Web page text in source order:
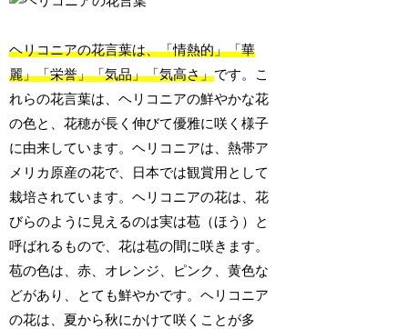
ヘリコニアの花言葉は、「情熱的」「華
麗」「栄誉」「気品」「気高さ」です。こ
れらの花言葉は、ヘリコニアの鮮やかな花
の色と、花穂が長く伸びて優雅に咲く様子
に由来しています。ヘリコニアは、熱帯ア
メリカ原産の花で、日本では観賞用として
栽培されています。ヘリコニアの花は、花
びらのように見えるのは実は苞（ほう）と
呼ばれるもので、花は苞の間に咲きます。
苞の色は、赤、オレンジ、ピンク、黄色な
どがあり、とても鮮やかです。ヘリコニア
の花は、夏から秋にかけて咲くことが多